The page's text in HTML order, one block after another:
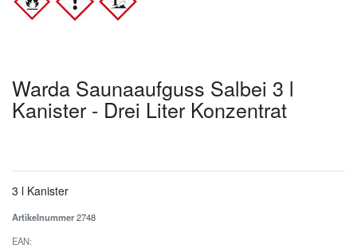
Warda Saunaaufguss Salbei 3 l
Kanister - Drei Liter Konzentrat
3 l Kanister
Artikelnummer2748
EAN: